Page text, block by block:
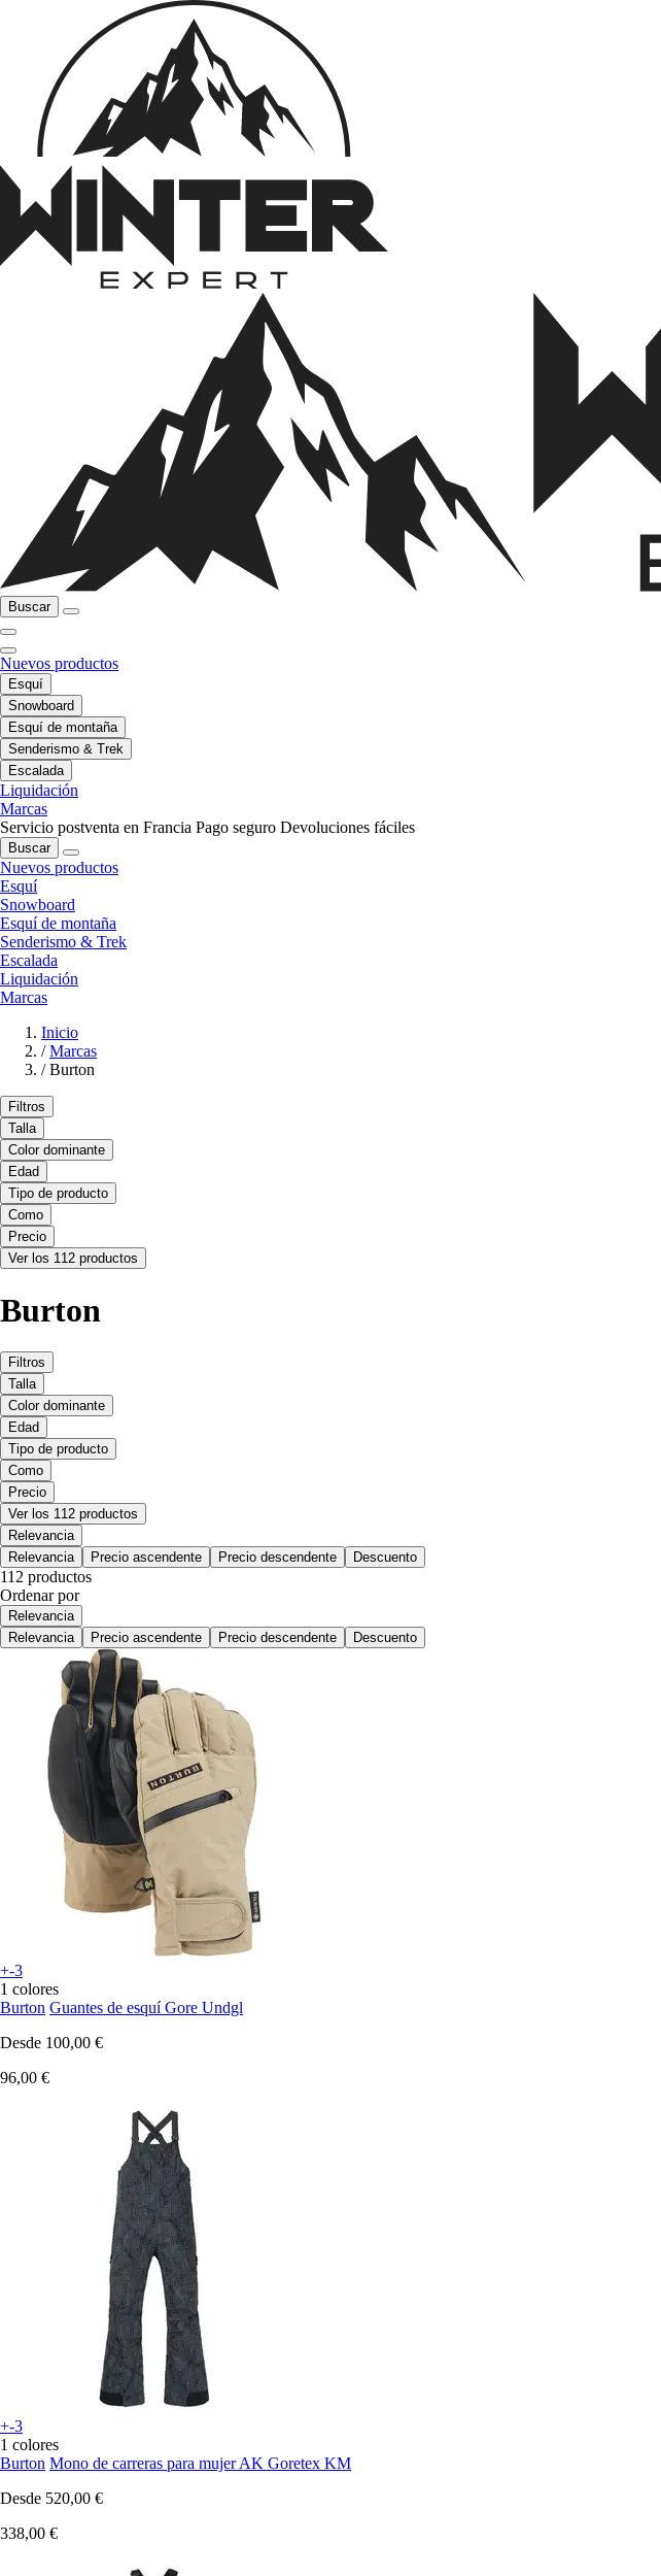
Buscar
Nuevos productos
Esquí
Snowboard
Esquí de montaña
Senderismo & Trek
Escalada
Liquidación
Marcas
Servicio postventa en Francia Pago seguro Devoluciones fáciles
Buscar
Nuevos productos
Esquí
Snowboard
Esquí de montaña
Senderismo & Trek
Escalada
Liquidación
Marcas
Inicio
/ Marcas
/ Burton
Filtros
Talla
Color dominante
Edad
Tipo de producto
Como
Precio
Ver los 112 productos
Burton
Filtros
Talla
Color dominante
Edad
Tipo de producto
Como
Precio
Ver los 112 productos
Relevancia
Relevancia
Precio ascendente Precio descendente Descuento
112 productos
Ordenar por
Relevancia
Relevancia
Precio ascendente Precio descendente Descuento
+-3
1 colores
Burton Guantes de esquí Gore Undgl
Desde 100,00 €
96,00 €
+-3
1 colores
Burton Mono de carreras para mujer AK Goretex KM
Desde 520,00 €
338,00 €